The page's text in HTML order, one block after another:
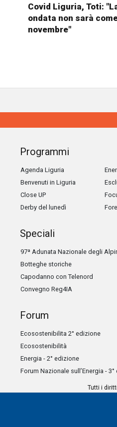
Covid Liguria, Toti:
ondata non sarà
novembre"
Programmi
Agenda Liguria
Benvenuti in Liguria
Close UP
Derby del lunedì
Speciali
97ª Adunata Nazionale degli
Botteghe storiche
Capodanno con Telenord
Convegno Reg4IA
Forum
Ecosostenibilita 2° edizione
Ecosostenibilità
Energia - 2° edizione
Forum Nazionale sull’Energia -
Tutti i